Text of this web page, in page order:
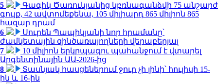
5
Գագիկ Ծառուկյանից կբռնագանձվի 75 անշարժ
գույք, 42 ավտոմեքենա, 105 միլիարդ 865 միլիոն 865
հազար դրամ
6
Սուրեն Պապիկյանի նոր հրամանը՝
ժամկետային զինծառայողների վերաբերյալ
7
10 միլիոն երկրպագու պահանջում է վտարել
Արգենտինային ԱԱ-2026-ից
8
Տասնյակ հասցեներում ջուր չի լինի՝ հուլիսի 15-
ին և 16-ին